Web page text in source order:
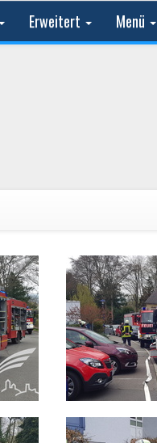
Erweitert Menü